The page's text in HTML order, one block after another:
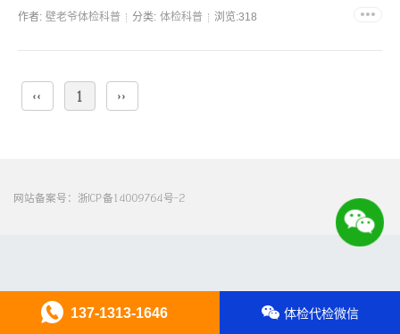
时被判定为不合格，需要进行复检，甚至有些人复检两
作者: 壁老爷体检科普 分类: 体检科普 浏览:318
‹‹ 1 ››
网站备案号： 浙ICP备14009764号-2
137-1313-1646 体检代检微信